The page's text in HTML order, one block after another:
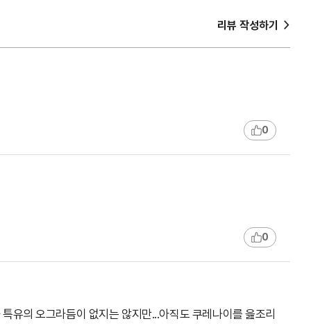
리뷰 작성하기 >
0
0
유의 오그라듬이 없지는 않지만...아직도 쿠레나이를 읊조리